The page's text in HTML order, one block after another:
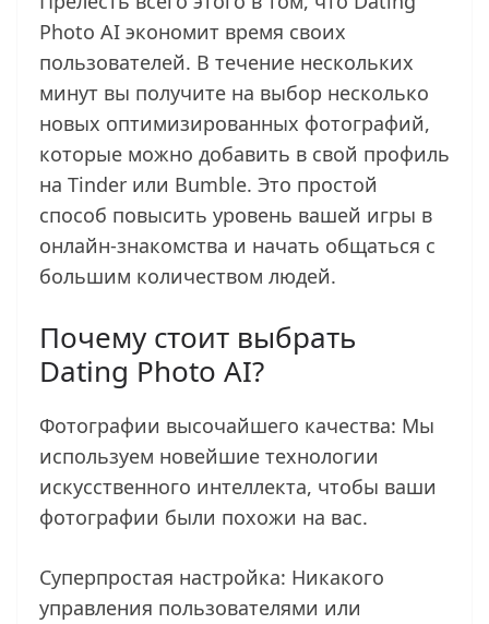
Photo AI экономит время своих
пользователей. В течение нескольких
минут вы получите на выбор несколько
новых оптимизированных фотографий,
которые можно добавить в свой профиль
на Tinder или Bumble. Это простой
способ повысить уровень вашей игры в
онлайн-знакомства и начать общаться с
большим количеством людей.
Почему стоит выбрать
Dating Photo AI?
Фотографии высочайшего качества: Мы
используем новейшие технологии
искусственного интеллекта, чтобы ваши
фотографии были похожи на вас.
Суперпростая настройка: Никакого
управления пользователями или